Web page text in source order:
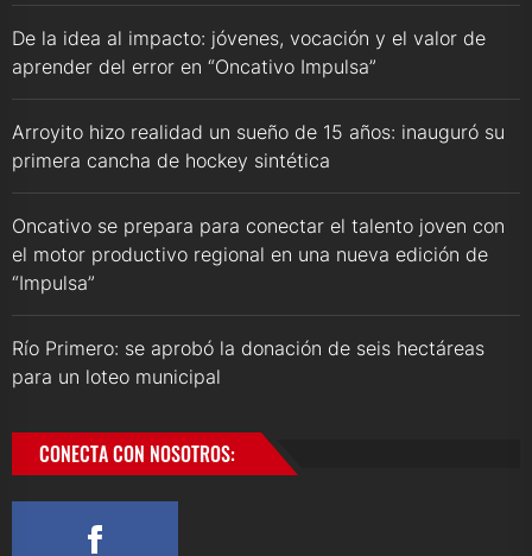
De la idea al impacto: jóvenes, vocación y el valor de
aprender del error en “Oncativo Impulsa”
Arroyito hizo realidad un sueño de 15 años: inauguró su
primera cancha de hockey sintética
Oncativo se prepara para conectar el talento joven con
el motor productivo regional en una nueva edición de
“Impulsa”
Río Primero: se aprobó la donación de seis hectáreas
para un loteo municipal
CONECTA CON NOSOTROS: